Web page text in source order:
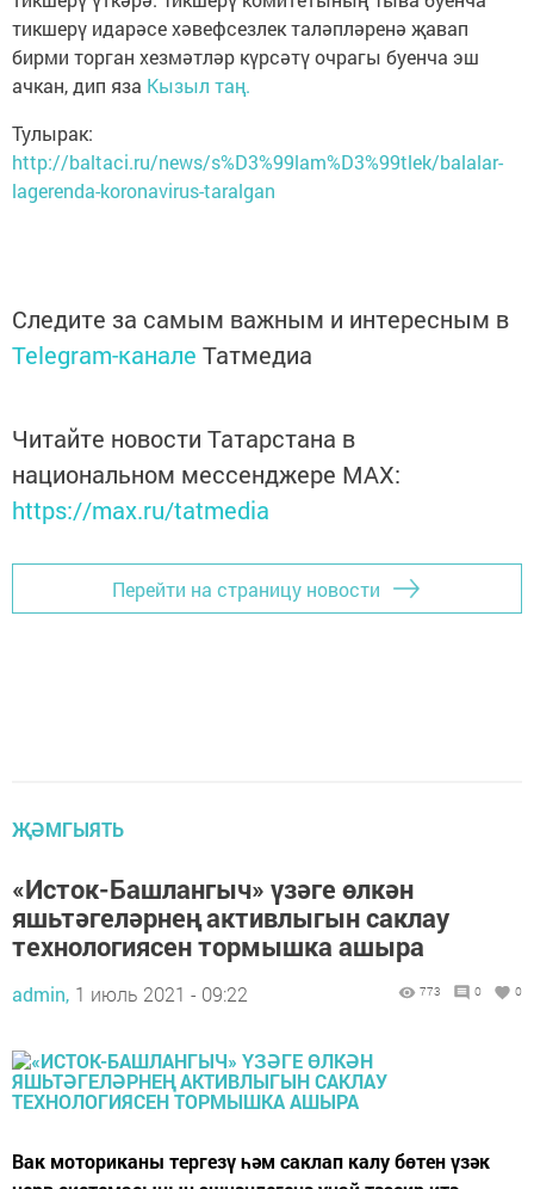
тикшерү идарәсе хәвефсезлек таләпләренә җавап
бирми торган хезмәтләр күрсәтү очрагы буенча эш
ачкан, дип яза Кызыл таң.
Тулырак:
http://baltaci.ru/news/s%D3%99lam%D3%99tlek/balalar-
lagerenda-koronavirus-taralgan
Следите за самым важным и интересным в
Telegram-канале Татмедиа
Читайте новости Татарстана в
национальном мессенджере MАХ:
https://max.ru/tatmedia
Перейти на страницу новости
ҖӘМГЫЯТЬ
«Исток-Башлангыч» үзәге өлкән
яшьтәгеләрнең активлыгын саклау
технологиясен тормышка ашыра
admin, 1 июль 2021 - 09:22 773 0 0
Вак моториканы тергезү һәм саклап калу бөтен үзәк